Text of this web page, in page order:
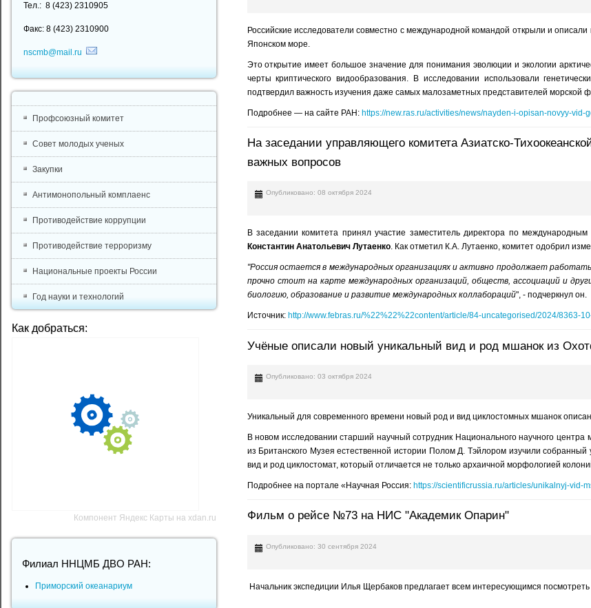
Российские исследователи совместно с международной командой открыли и
Японском море.
Это открытие имеет большое значение для понимания эволюции и экологии
черты криптического видообразования. В исследовании использовали
подтвердил важность изучения даже самых малозаметных представителей морской
Подробнее — на сайте РАН: https://new.ras.ru/activities/news/nayden-i-opisan-novyy-vid-
На заседании управляющего комитета Азиатско-
важных вопросов
Опубликовано: 08 октября 2024
В заседании комитета принял участие заместитель директора по
Константин Анатольевич Лутаенко. Как отметил К.А. Лутаенко, комитет одобрил
"Россия остается в международных организациях и активно продолжает
прочно стоит на карте международных организаций, обществ, ассоциаций и
биологию, образование и развитие международных коллабораций", - подчеркнул он.
Источник: http://www.febras.ru/%22%22%22content/article/84-uncategorised/2024/
Учёные описали новый уникальный вид и род мшанок из
Опубликовано: 03 октября 2024
Уникальный для современного времени новый род и вид циклостомных мшанок
В новом исследовании старший научный сотрудник Национального научного
из Британского Музея естественной истории Полом Д. Тэйлором изучили
вид и род циклостомат, который отличается не только архаичной морфологией
Подробнее на портале «Научная Россия: https://scientificrussia.ru/articles/unikalnyj-vid-
Фильм о рейсе №73 на НИС "Академик Опарин"
Опубликовано: 30 сентября 2024
Начальник экспедиции Илья Щербаков предлагает всем интересующимся
Тел.: 8 (423) 2310905
Факс: 8 (423) 2310900
nscmb@mail.ru
Профсоюзный комитет
Совет молодых ученых
Закупки
Антимонопольный комплаенс
Противодействие коррупции
Противодействие терроризму
Национальные проекты России
Год науки и технологий
Как добраться:
Компонент Яндекс Карты на xdan.ru
Филиал ННЦМБ ДВО РАН:
Приморский океанариум